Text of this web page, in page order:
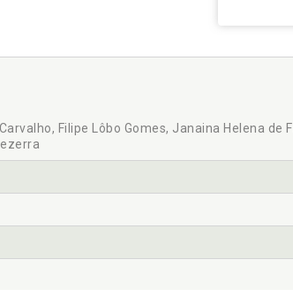
Filipe Lôbo Gomes, Janaina Helena de